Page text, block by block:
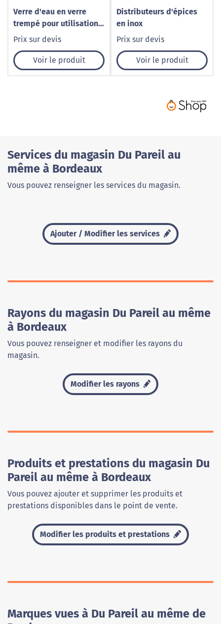
Verre d'eau en verre
trempé pour utilisation
quotidienne
Prix sur devis
Voir le produit
Distributeurs d'épices
en inox
Prix sur devis
Voir le produit
Services du magasin Du Pareil au
même à Bordeaux
Vous pouvez renseigner les services du magasin.
Ajouter / Modifier les services
Rayons du magasin Du Pareil au même
à Bordeaux
Vous pouvez renseigner et modifier les rayons du
magasin.
Modifier les rayons
Produits et prestations du magasin Du
Pareil au même à Bordeaux
Vous pouvez ajouter et supprimer les produits et
prestations disponibles dans le point de vente.
Modifier les produits et prestations
Marques vues à Du Pareil au même de